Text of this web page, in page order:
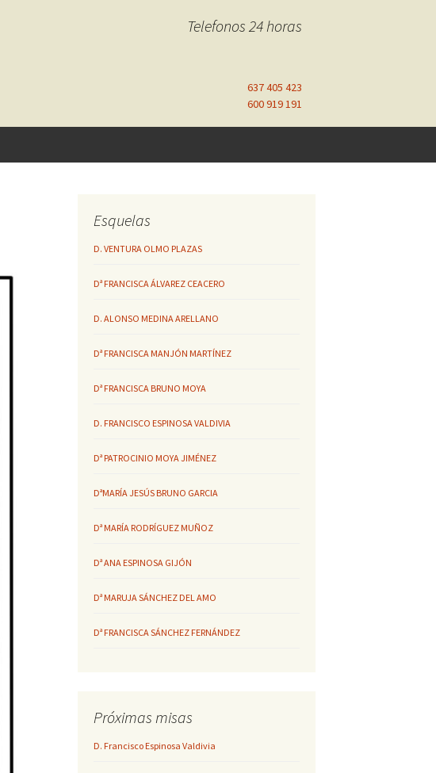
Telefonos 24 horas
637 405 423
600 919 191
Esquelas
D. VENTURA OLMO PLAZAS
Dª FRANCISCA ÁLVAREZ CEACERO
D. ALONSO MEDINA ARELLANO
Dª FRANCISCA MANJÓN MARTÍNEZ
Dª FRANCISCA BRUNO MOYA
D. FRANCISCO ESPINOSA VALDIVIA
Dª PATROCINIO MOYA JIMÉNEZ
DªMARÍA JESÚS BRUNO GARCIA
Dª MARÍA RODRÍGUEZ MUÑOZ
Dª ANA ESPINOSA GIJÓN
Dª MARUJA SÁNCHEZ DEL AMO
Dª FRANCISCA SÁNCHEZ FERNÁNDEZ
Próximas misas
D. Francisco Espinosa Valdivia